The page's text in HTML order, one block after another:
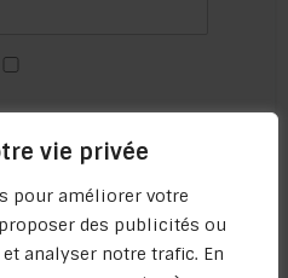
vie privée
pour améliorer votre
des publicités ou
analyser notre trafic. En